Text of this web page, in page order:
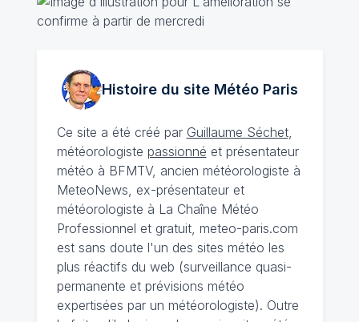
Histoire du site MétéoParis
Ce site a été créé par Guillaume Séchet,
météorologiste passionné et présentateur
météo à BFMTV, ancien météorologiste à
MeteoNews, ex-présentateur et
météorologiste à La Chaîne Météo
Professionnel et gratuit, meteo-paris.com
est sans doute l'un des sites météo les
plus réactifs du web (surveillance quasi-
permanente et prévisions météo
expertisées par un météorologiste). Outre